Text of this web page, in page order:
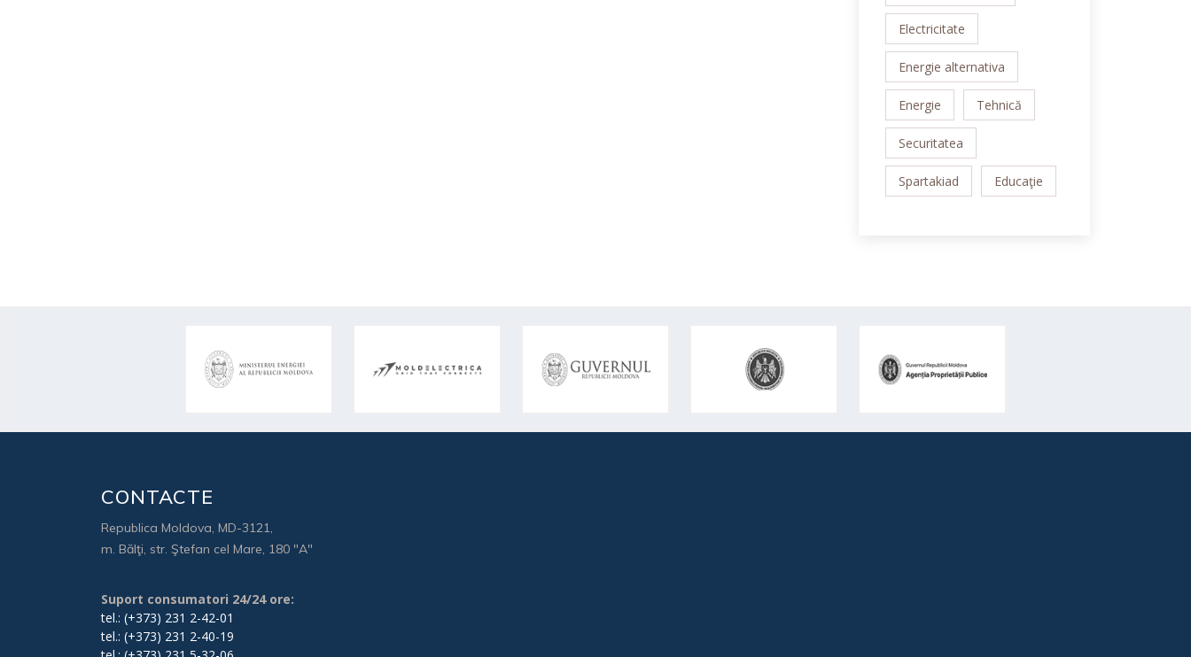
Electricitate
Energie alternativa
Energie Tehnică
Securitatea
Spartakiad Educaţie
CONTACTE
Republica Moldova, MD-3121,
m. Bălţi, str. Ştefan cel Mare, 180 "A"
Suport consumatori 24/24 ore:
tel.: (+373) 231 2-42-01
tel.: (+373) 231 2-40-19